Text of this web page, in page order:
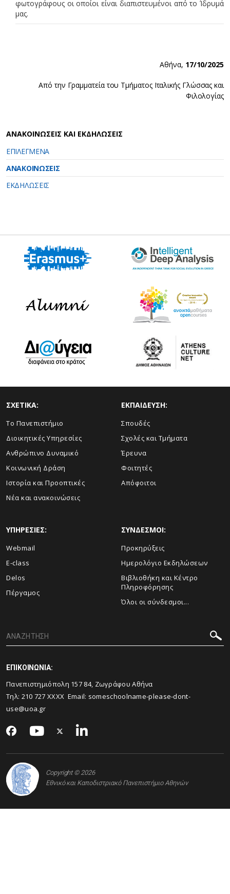
φωτογράφους οι οποίοι είναι διαπιστευμένοι από το Ίδρυμά
μας.
Αθήνα, 17/10/2025
Από την Γραμματεία του Τμήματος Ιταλικής Γλώσσας και
Φιλολογίας
ΑΝΑΚΟΙΝΩΣΕΙΣ ΚΑΙ ΕΚΔΗΛΩΣΕΙΣ
ΕΠΙΛΕΓΜΕΝΑ
ΑΝΑΚΟΙΝΩΣΕΙΣ
ΕΚΔΗΛΩΣΕΙΣ
ΣΧΕΤΙΚΑ:
Το Πανεπιστήμιο
Διοικητικές Υπηρεσίες
Ανθρώπινο Δυναμικό
Κοινωνική Δράση
Ιστορία και Προοπτικές
Νέα και ανακοινώσεις
ΕΚΠΑΙΔΕΥΣΗ:
Σπουδές
Σχολές και Τμήματα
Έρευνα
Φοιτητές
Απόφοιτοι
ΥΠΗΡΕΣΙΕΣ:
Webmail
E-class
Delos
Πέργαμος
ΣΥΝΔΕΣΜΟΙ:
Προκηρύξεις
Ημερολόγιο Εκδηλώσεων
Βιβλιοθήκη και Κέντρο
Πληροφόρησης
Όλοι οι σύνδεσμοι...
ΕΠΙΚΟΙΝΩΝΙΑ:
Πανεπιστημιόπολη 157 84, Ζωγράφου Αθήνα
Τηλ: 210 727 XXXX Email: someschoolname-please-dont-
use@uoa.gr
Copyright © 2026
Εθνικό και Καποδιστριακό Πανεπιστήμιο Αθηνών